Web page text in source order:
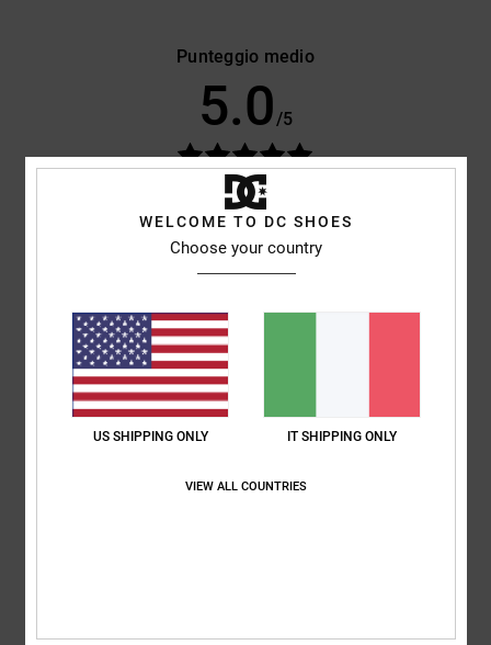
Punteggio medio
5.0/5
4 recensioni verificate
Il 75% dei nostri clienti consiglia questo prodotto
Taglia
Troppo piccolo Troppo grande
WELCOME TO DC SHOES
Choose your country
US SHIPPING ONLY IT SHIPPING ONLY
VIEW ALL COUNTRIES